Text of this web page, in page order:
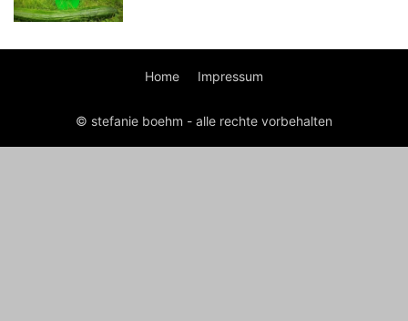
Home Impressum
© stefanie boehm - alle rechte vorbehalten